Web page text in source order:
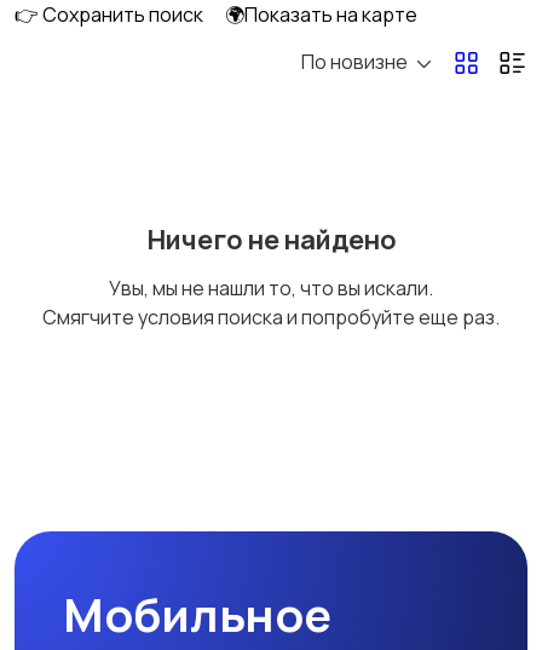
Домашняя одежда
Трикотаж Спортивная одежда
👉 Сохранить поиск
🌍Показать на карте
По новизне
Ничего не найдено
Увы, мы не нашли то, что вы искали.
Смягчите условия поиска и попробуйте еще раз.
Мобильное